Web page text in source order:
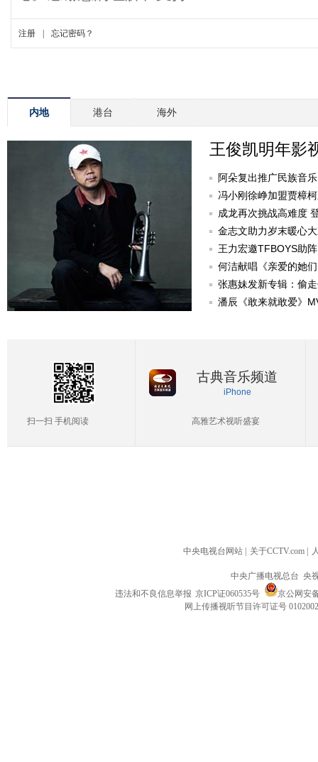
内地 港台 海外
王俊凯明年影
阿朵复出推广民族音
冯小刚徐峥加盟贾樟
成龙再次挑战高难度
金志文助力岁末暖心
己决定》
王力宏邀TFBOYS助
何洁献唱《亲爱的她
爱》
张惠妹发新专辑：偷
潘辰《敢来就敢爱》
扫一扫 手机阅读
古典音乐频道
iPhone
高雅艺术视听盛宴
中央电视台网站 关于CCTV.com
中央广播电视总台 央
违法和不良信息举报 京ICP证060535号
京公网安
网上传播视听节目许可证号